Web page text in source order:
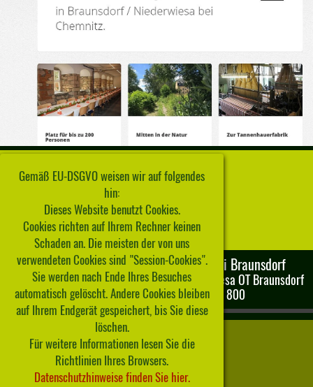
Gemäß EU-DSGVO weisen wir auf folgendes
hin:
Dieses Website benutzt Cookies.
Cookies richten auf Ihrem Rechner keinen
Schaden an. Die meisten der von uns
verwendeten Cookies sind "Session-Cookies".
Sie werden nach Ende Ihres Besuches
automatisch gelöscht. Andere Cookies bleiben
auf Ihrem Endgerät gespeichert, bis Sie diese
löschen.
Für weitere Informationen lesen Sie die
Richtlinien Ihres Browsers.
Datenschutzhinweise finden Sie hier.
Historische Schauweberei Braunsdorf
Inselsteig 16 | 09577 Niederwiesa OT Braunsdorf
Fon: 037206 - 899 800
Zurück zum Seiteninhalt